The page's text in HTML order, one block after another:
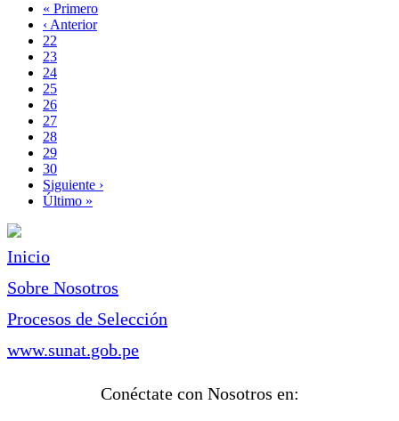
Paginación
Primera
página
« Primero
Página
anterior
‹ Anterior
Page
22
Page
23
Page
24
Page
25
Página
actual
26
Page
27
Page
28
Page
29
Page
30
Siguiente
página
Siguiente ›
Última
Último »
Inicio
Sobre Nosotros
Procesos de Selección
www.sunat.gob.pe
Conéctate con Nosotros en: